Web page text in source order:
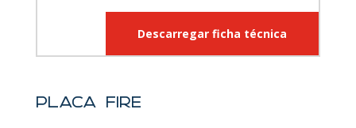
Descarregar ficha técnica
Placa fire